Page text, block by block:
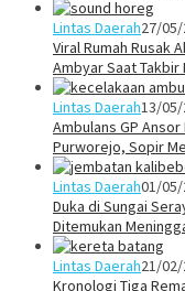
Lintas Daerah27/
Viral Rumah Rusak
Ambyar Saat
Lintas Daerah13/05/
Ambulans GP
Purworejo, Sopir
Lintas Daerah01/05/
Duka di Sungai
Ditemukan
Lintas Daerah21/
Kronologi Tiga